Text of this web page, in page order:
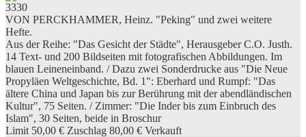
3330
VON PERCKHAMMER, Heinz. "Peking" und zwei weitere
Hefte.
Aus der Reihe: "Das Gesicht der Städte", Herausgeber C.O. Justh.
14 Text- und 200 Bildseiten mit fotografischen Abbildungen. Im
blauen Leineneinband. / Dazu zwei Sonderdrucke aus "Die Neue
Propyläen Weltgeschichte, Bd. 1": Eberhard und Rumpf: "Das
ältere China und Japan bis zur Berührung mit der abendländischen
Kultur", 75 Seiten. / Zimmer: "Die Inder bis zum Einbruch des
Islam", 30 Seiten, beide in Broschur
Limit 50,00 € Zuschlag 80,00 € Verkauft